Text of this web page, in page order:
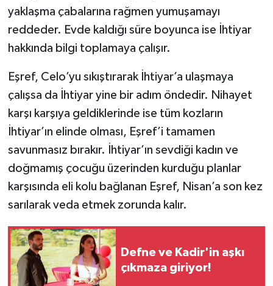
yaklaşma çabalarına rağmen yumuşamayı
reddeder. Evde kaldığı süre boyunca ise İhtiyar
hakkında bilgi toplamaya çalışır.
Eşref, Celo’yu sıkıştırarak İhtiyar’a ulaşmaya
çalışsa da İhtiyar yine bir adım öndedir. Nihayet
karşı karşıya geldiklerinde ise tüm kozların
İhtiyar’ın elinde olması, Eşref’i tamamen
savunmasız bırakır. İhtiyar’ın sevdiği kadın ve
doğmamış çocuğu üzerinden kurduğu planlar
karşısında eli kolu bağlanan Eşref, Nisan’a son kez
sarılarak veda etmek zorunda kalır.
Defne ve Kadir'in aşkı
çıkmaza giriyor!